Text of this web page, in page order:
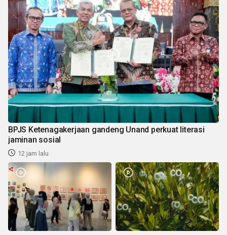
BPJS Ketenagakerjaan gandeng Unand perkuat literasi
jaminan sosial
12 jam lalu